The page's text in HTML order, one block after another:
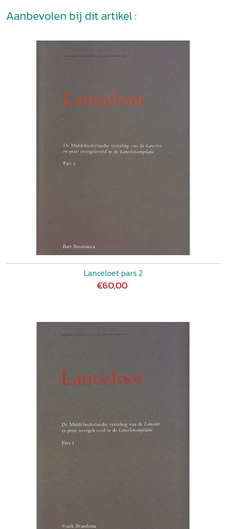
schrijft helder en wellicht het meest belangrijke, is dat hij
tonen. Dat kunnen en doen er maar weinig. Een aanrader
, maart 2022
Aanbevolen bij dit artikel :
Lanceloet pars 2
€60,00